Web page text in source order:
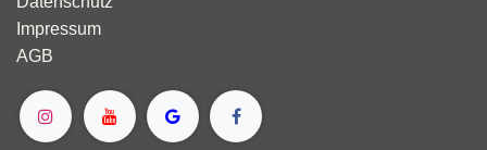
Impressum
AGB